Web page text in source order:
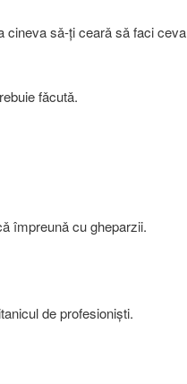
cineva sǎ-ţi cearǎ sǎ faci ceva
fǎcutǎ.
împreunǎ cu gheparzii.
de profesionişti.